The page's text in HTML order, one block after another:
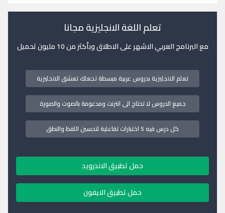
تعلم اللغة الانجليزية مجانا
مع البرنامج العربي الاشهر على الاطلاق وبأكثر من 10 مليون تحميل
تعلم الانجليزية بدروس عربية مبسطة تجعلك تعشق الانجليزية
جميع الدروس لا تحتاج الى انترنت ومدعومة بالصوت والصورة
كل درس فيه 5 اختبارات تفاعلية لتحسين اللفظ والنطق
حمل تطبيق الاندرويد
حمل تطبيق الايفون